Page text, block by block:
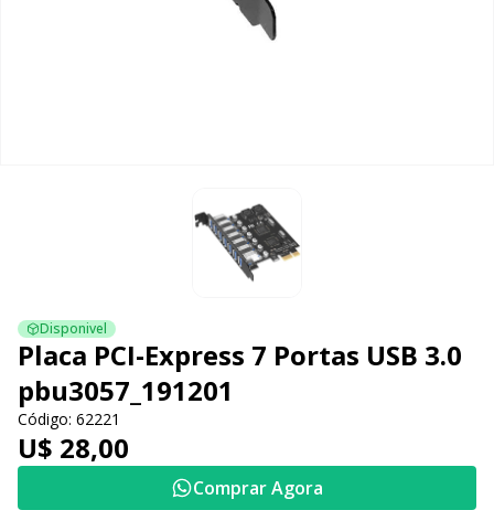
Disponivel
Placa PCI-Express 7 Portas USB 3.0
pbu3057_191201
Código: 62221
U$ 28,00
Comprar Agora